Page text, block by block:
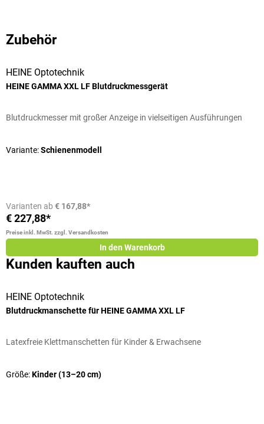
Zubehör
HEINE Optotechnik
HEINE GAMMA XXL LF Blutdruckmessgerät
Blutdruckmesser mit großer Anzeige in vielseitigen Ausführungen
Variante:Schienenmodell
Varianten ab € 167,88*
€ 227,88*
Preise inkl. MwSt. zzgl. Versandkosten
In den Warenkorb
Kunden kauften auch
HEINE Optotechnik
Blutdruckmanschette für HEINE GAMMA XXL LF
Latexfreie Klettmanschetten für Kinder & Erwachsene
Größe:Kinder (13–20 cm)